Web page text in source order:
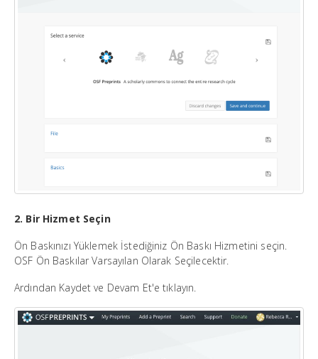
2. Bir Hizmet Seçin
Ön Baskınızı Yüklemek İstediğiniz Ön Baskı Hizmetini seçin.
OSF Ön Baskılar Varsayılan Olarak Seçilecektir.
Ardından Kaydet ve Devam Et'e tıklayın.